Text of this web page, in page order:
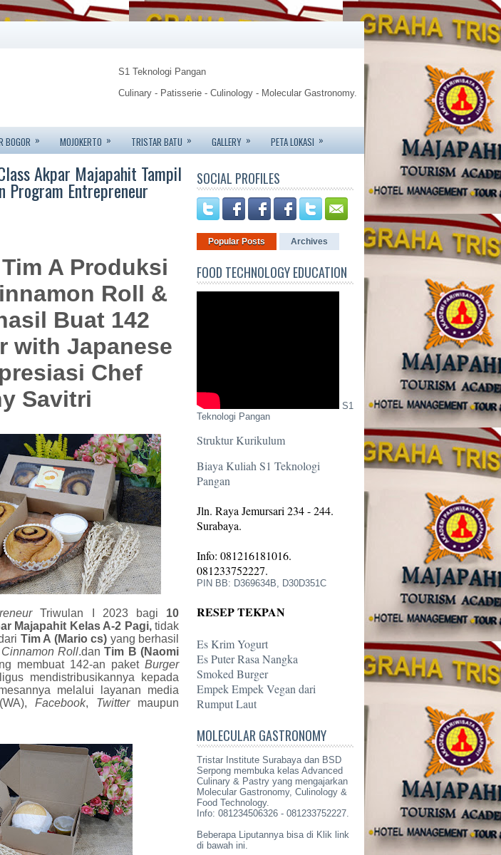
S1 Teknologi Pangan
Culinary - Patisserie - Culinology - Molecular Gastronomy.
Food Technology.
Tristar Institute - Jemursari 244 - Surabaya
Info: 081234506426 - 081233752227.
BOGOR » MOJOKERTO » TRISTAR BATU » GALLERY » PETA LOKASI »
Akpar Majapahit Tampil
Program Entrepreneur
A Produksi
Roll &
Buat 142
with Japanese
Chef
Savitri
Triwulan I 2023 bagi 10
Majapahit Kelas A-2 Pagi,tidak
Tim A (Mario cs) yang berhasil
Cinnamon Roll.danTim B (Naomi
membuat 142-an paket Burger
mendistribusikannya kepada
melalui layanan media
(WA), Facebook, Twittermaupun
SOCIAL PROFILES
Popular Posts Archives
FOOD TECHNOLOGY EDUCATION
S1
Teknologi Pangan
Struktur Kurikulum
Biaya Kuliah S1 Teknologi
Pangan
Jln. Raya Jemursari 234 - 244.
Surabaya.
Info: 081216181016.
081233752227.
PIN BB: D369634B, D30D351C
RESEP TEKPAN
Es Krim Yogurt
Es Puter Rasa Nangka
Smoked Burger
Empek Empek Vegan dari
Rumput Laut
MOLECULAR GASTRONOMY
Tristar Institute Surabaya dan BSD
Serpong membuka kelas Advanced
Culinary & Pastry yang mengajarkan
Molecular Gastronomy, Culinology &
Food Technology.
Info: 081234506326 - 081233752227.
Beberapa Liputannya bisa di Klik link
di bawah ini.